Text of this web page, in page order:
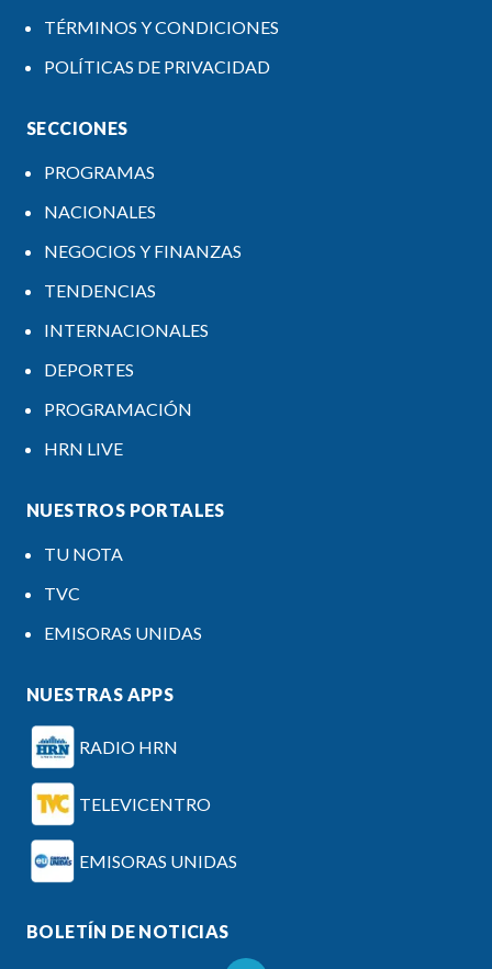
TÉRMINOS Y CONDICIONES
POLÍTICAS DE PRIVACIDAD
SECCIONES
PROGRAMAS
NACIONALES
NEGOCIOS Y FINANZAS
TENDENCIAS
INTERNACIONALES
DEPORTES
PROGRAMACIÓN
HRN LIVE
NUESTROS PORTALES
TU NOTA
TVC
EMISORAS UNIDAS
NUESTRAS APPS
RADIO HRN
TELEVICENTRO
EMISORAS UNIDAS
BOLETÍN DE NOTICIAS